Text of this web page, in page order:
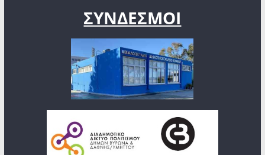
ΣΥΝΔΕΣΜΟΙ